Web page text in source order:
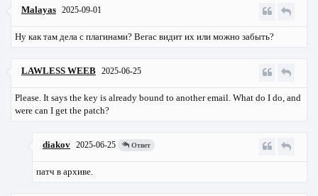
Malayas 2025-09-01
Ну как там дела с плагинами? Вегас видит их или можно забыть?
LAWLESS WEEB 2025-06-25
Please. It says the key is already bound to another email. What do I do, and
were can I get the patch?
diakov 2025-06-25 Ответ
патч в архиве.